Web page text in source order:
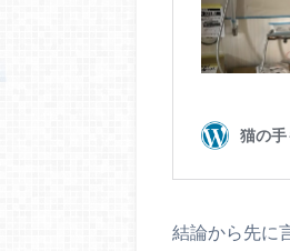
結論から先に